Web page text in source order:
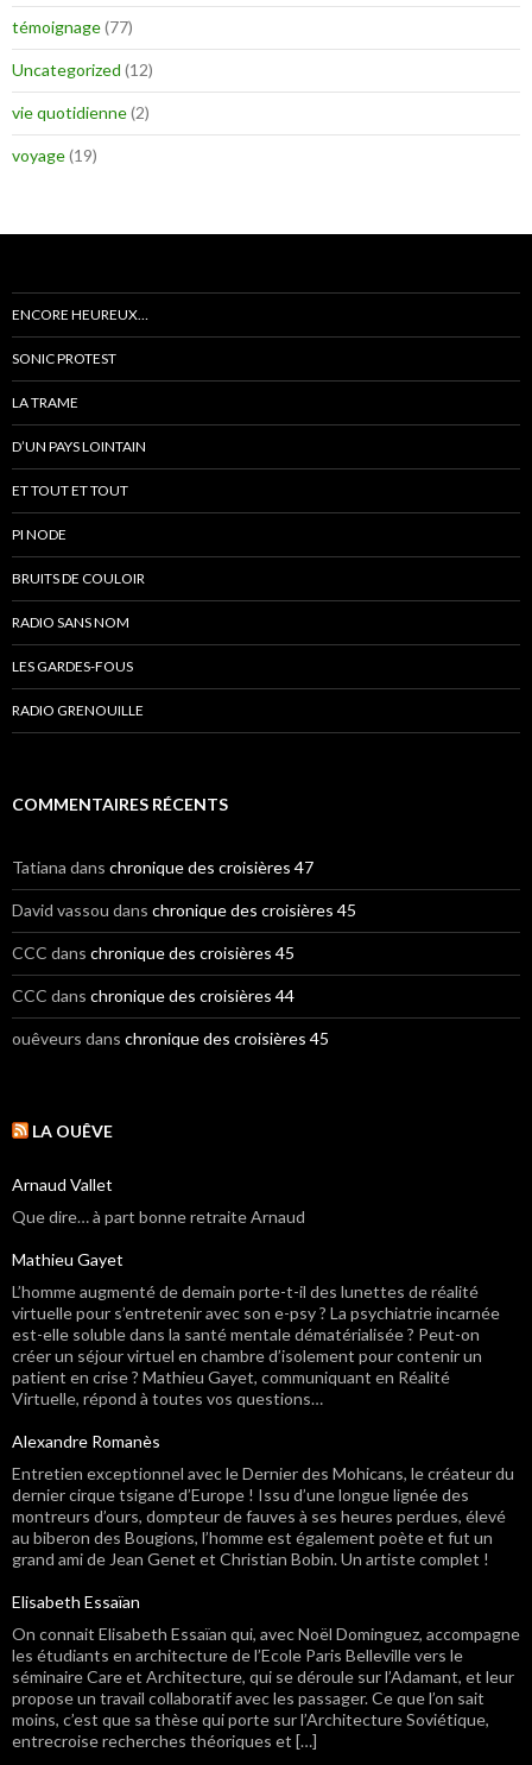
témoignage(77)
Uncategorized (12)
vie quotidienne(2)
voyage(19)
ENCORE HEUREUX…
SONIC PROTEST
LA TRAME
D’UN PAYS LOINTAIN
ET TOUT ET TOUT
PI NODE
BRUITS DE COULOIR
RADIO SANS NOM
LES GARDES-FOUS
RADIO GRENOUILLE
COMMENTAIRES RÉCENTS
Tatiana dans chronique des croisières 47
David vassou dans chronique des croisières 45
CCC dans chronique des croisières 45
CCC dans chronique des croisières 44
ouêveurs dans chronique des croisières 45
LA OUÊVE
Arnaud Vallet
Que dire… à part bonne retraite Arnaud
Mathieu Gayet
L’homme augmenté de demain porte-t-il des lunettes de réalité
virtuelle pour s’entretenir avec son e-psy ? La psychiatrie incarnée
est-elle soluble dans la santé mentale dématérialisée ? Peut-on
créer un séjour virtuel en chambre d’isolement pour contenir un
patient en crise ? Mathieu Gayet, communiquant en Réalité
Virtuelle, répond à toutes vos questions…
Alexandre Romanès
Entretien exceptionnel avec le Dernier des Mohicans, le créateur du
dernier cirque tsigane d’Europe ! Issu d’une longue lignée des
montreurs d’ours, dompteur de fauves à ses heures perdues, élevé
au biberon des Bougions, l’homme est également poète et fut un
grand ami de Jean Genet et Christian Bobin. Un artiste complet !
Elisabeth Essaïan
On connait Elisabeth Essaïan qui, avec Noël Dominguez, accompagne
les étudiants en architecture de l’Ecole Paris Belleville vers le
séminaire Care et Architecture, qui se déroule sur l’Adamant, et leur
propose un travail collaboratif avec les passager. Ce que l’on sait
moins, c’est que sa thèse qui porte sur l’Architecture Soviétique,
entrecroise recherches théoriques et […]